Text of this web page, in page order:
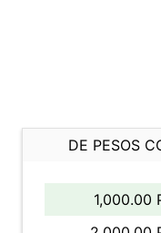
DE PESOS
1,000.00